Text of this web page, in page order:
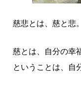
慈悲とは、慈と悲。
慈とは、自分の幸
ということは、自